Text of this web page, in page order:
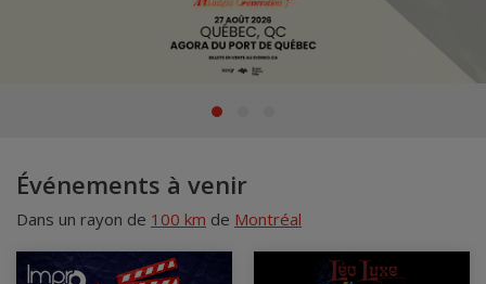
Événements à venir
Dans un rayon de 100 km de Montréal